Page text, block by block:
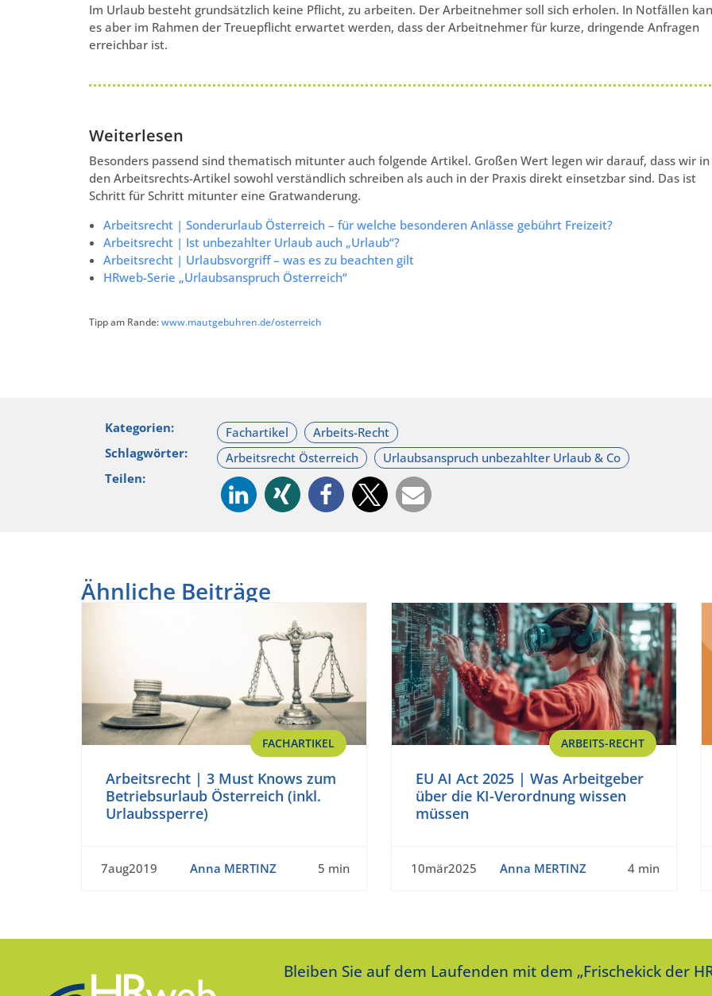
Im Urlaub besteht grundsätzlich keine Pflicht, zu arbeiten. Der Arbeitnehmer soll sich erholen. In Notfällen
es aber im Rahmen der Treuepflicht erwartet werden, dass der Arbeitnehmer für kurze, dringende Anfragen
erreichbar ist.
Weiterlesen
Besonders passend sind thematisch mitunter auch folgende Artikel. Großen Wert legen wir darauf, dass wir in
den Arbeitsrechts-Artikel sowohl verständlich schreiben als auch in der Praxis direkt einsetzbar sind. Das ist
Schritt für Schritt mitunter eine Gratwanderung.
Arbeitsrecht | Sonderurlaub Österreich – für welche besonderen Anlässe gebührt Freizeit?
Arbeitsrecht | Ist unbezahlter Urlaub auch „Urlaub“?
Arbeitsrecht | Urlaubsvorgriff – was es zu beachten gilt
HRweb-Serie „Urlaubsanspruch Österreich“
Tipp am Rande:www.mautgebuhren.de/osterreich
Kategorien:
Schlagwörter:
Teilen:
Ähnliche Beiträge
FACHARTIKEL
Arbeitsrecht | 3 Must Knows zum
Betriebsurlaub Österreich (inkl.
Urlaubssperre)
7aug2019 Anna MERTINZ 5 min
ARBEITS-RECHT
EU AI Act 2025 | Was Arbeitgeber
über die KI-Verordnung wissen
müssen
10mär2025 Anna MERTINZ 4 min
Bleiben Sie auf dem Laufenden mit dem „Frischekick der